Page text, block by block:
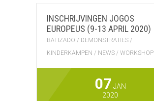
INSCHRIJVINGEN JOGOS
EUROPEUS (9-13 APRIL 2020)
BATIZADO / DEMONSTRATIES /
KINDERKAMPEN / NEWS / WORKSHOP
07 JAN
2020